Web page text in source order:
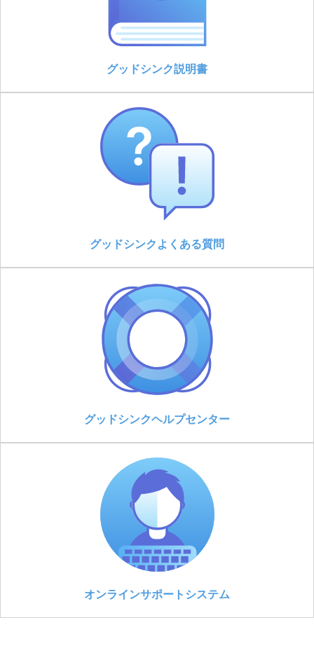
グッドシンク説明書
グッドシンクよくある質問
グッドシンクヘルプセンター
オンラインサポートシステム